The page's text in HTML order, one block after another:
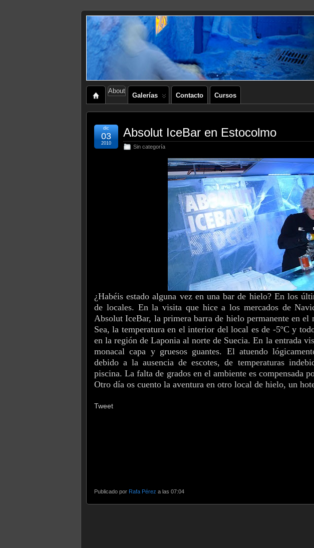
About
Galerías Contacto Cursos
Absolut IceBar en Estocolmo
Sin categoría
dic
03
2010
¿Habéis estado alguna vez en una bar de hielo? En los
de locales. En la visita que hice a los mercados de
Absolut IceBar, la primera barra de hielo permanente en
Sea, la temperatura en el interior del local es de -5ºC y
en la región de Laponia al norte de Suecia. En la entrada
monacal capa y gruesos guantes. El atuendo
debido a la ausencia de escotes, de temperaturas
piscina. La falta de grados en el ambiente es compensada
Otro día os cuento la aventura en otro local de hielo, un
Tweet
Publicado por Rafa Pérez a las 07:04